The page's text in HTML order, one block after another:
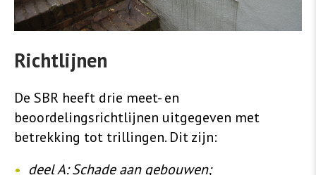
Richtlijnen
De SBR heeft drie meet- en
beoordelingsrichtlijnen uitgegeven met
betrekking tot trillingen. Dit zijn:
deel A: Schade aan gebouwen;